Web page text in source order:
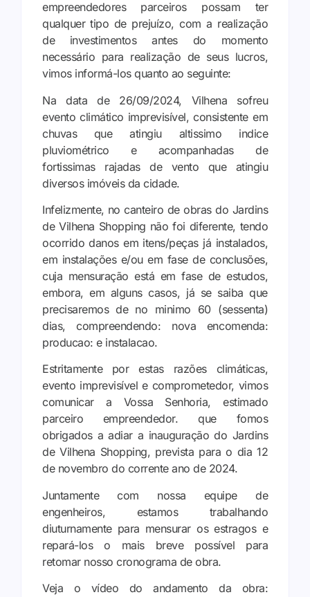
empreendedores parceiros possam ter
qualquer tipo de prejuízo, com a realização
de investimentos antes do momento
necessário para realização de seus lucros,
vimos informá-los quanto ao seguinte:
Na data de 26/09/2024, Vilhena sofreu
evento climático imprevisível, consistente em
chuvas que atingiu altissimo indice
pluviométrico e acompanhadas de
fortissimas rajadas de vento que atingiu
diversos imóveis da cidade.
Infelizmente, no canteiro de obras do Jardins
de Vilhena Shopping não foi diferente, tendo
ocorrido danos em itens/peças já instalados,
em instalações e/ou em fase de conclusões,
cuja mensuração está em fase de estudos,
embora, em alguns casos, já se saiba que
precisaremos de no minimo 60 (sessenta)
dias, compreendendo: nova encomenda:
producao: e instalacao.
Estritamente por estas razões climáticas,
evento imprevisível e comprometedor, vimos
comunicar a Vossa Senhoria, estimado
parceiro empreendedor. que fomos
obrigados a adiar a inauguração do Jardins
de Vilhena Shopping, prevista para o dia 12
de novembro do corrente ano de 2024.
Juntamente com nossa equipe de
engenheiros, estamos trabalhando
diuturnamente para mensurar os estragos e
repará-los o mais breve possível para
retomar nosso cronograma de obra.
Veja o vídeo do andamento da obra: